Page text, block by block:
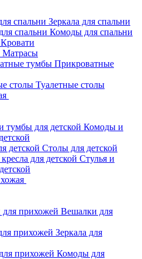
Зеркала для спальни
Комоды для спальни
Кровати
Матрасы
Прикроватные
Туалетные столы
Комоды и
Столы для детской
Стулья и
Вешалки для
Зеркала для
Комоды для